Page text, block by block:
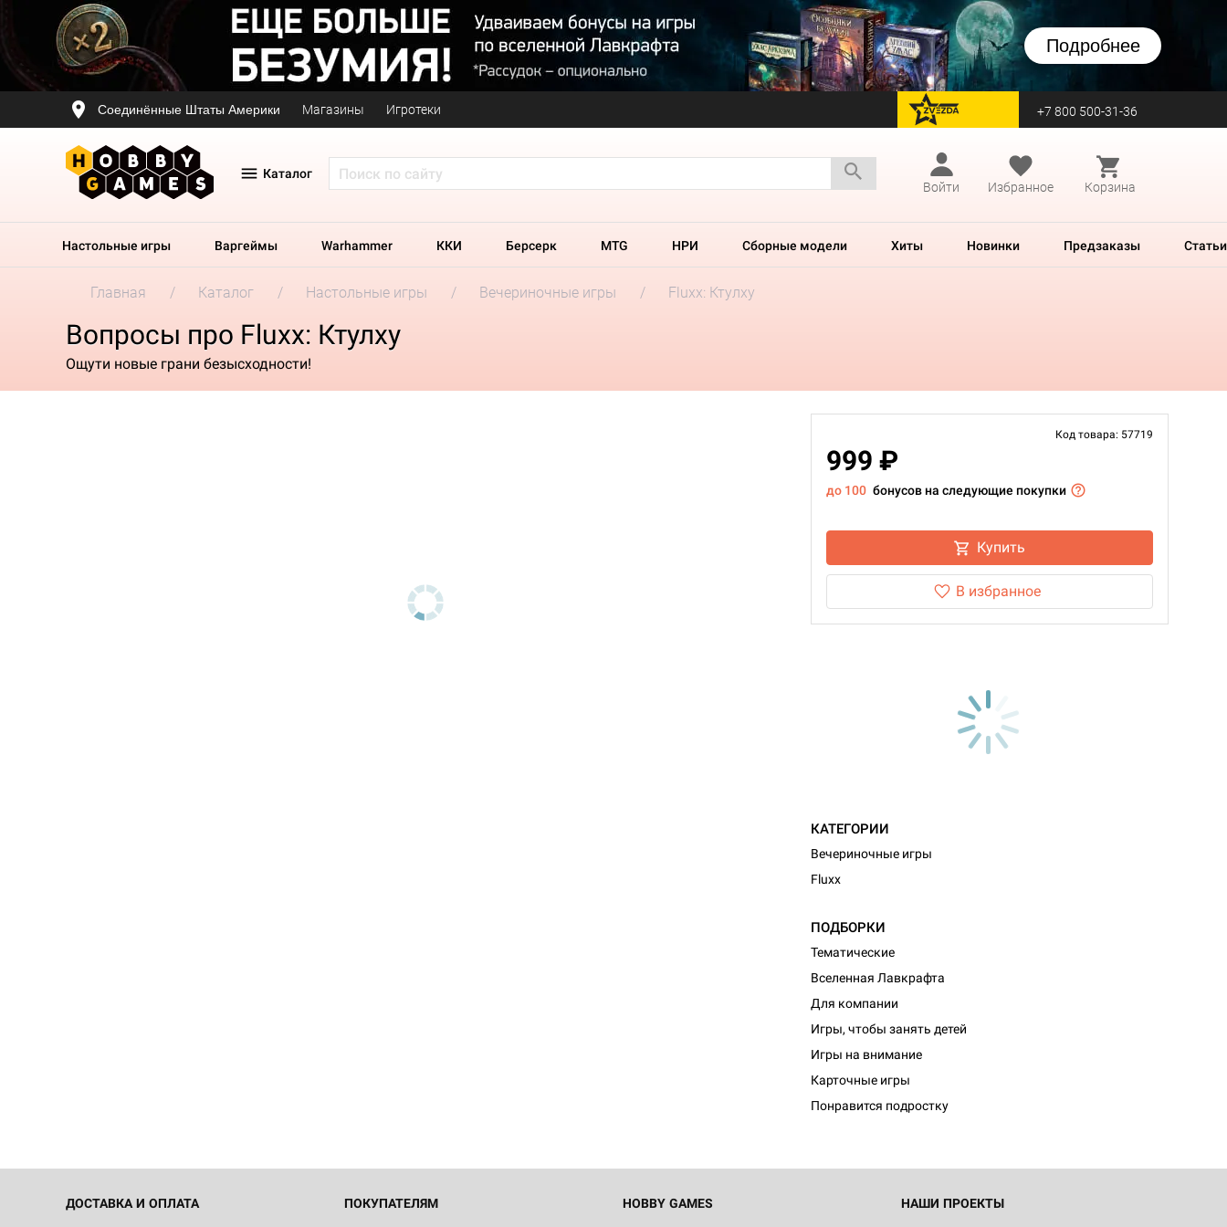
Подробнее
Соединённые Штаты Америки Магазины Игротеки перейти на Zvezda +7 800 500-31-36
Каталог
Войти
Избранное Корзина
Настольные игры Варгеймы Warhammer ККИ Берсерк MTG НРИ Сборные модели Хиты Новинки Предзаказы Статьи
Главная Каталог Настольные игры Вечериночные игры Fluxx: Ктулху
Вопросы про Fluxx: Ктулху
Ощути новые грани безысходности!
Код товара: 57719
999 ₽
до 100 бонусов на следующие покупки
Купить
В избранное
КАТЕГОРИИ
Вечериночные игры
Fluxx
ПОДБОРКИ
Тематические
Вселенная Лавкрафта
Для компании
Игры, чтобы занять детей
Игры на внимание
Карточные игры
Понравится подростку
ДОСТАВКА И ОПЛАТА ПОКУПАТЕЛЯМ HOBBY GAMES НАШИ ПРОЕКТЫ